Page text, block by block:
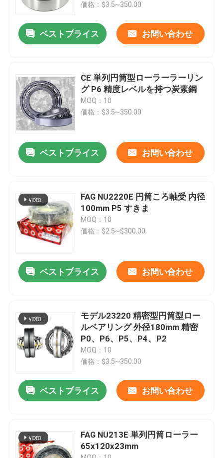
製品
わたしたち に つい て
工場 ツアー
ニュース
事件
見積もりをリクエストしてください
自己の一直線に並ぶ軸受
価格：$3.5~350.00
ベストプライス お問い合わせ
CE 単列円筒型ローラーラーリン
グ P6 精度レベルを持つ炭素鋼
MOQ：10
価格：$3.5~350.00
ベストプライス お問い合わせ
FAG NU2220E 円筒ころ軸受 内径
100mm P5 すきま
MOQ：10
価格：$2.5~$300.00
ベストプライス お問い合わせ
モデル23220 精密型円筒型ロー
ルベアリング 外径180mm 精密
P0、P6、P5、P4、P2
MOQ：10
価格：$3.5~350.00
ベストプライス お問い合わせ
FAG NU213E 単列円筒ローラー
65x120x23mm